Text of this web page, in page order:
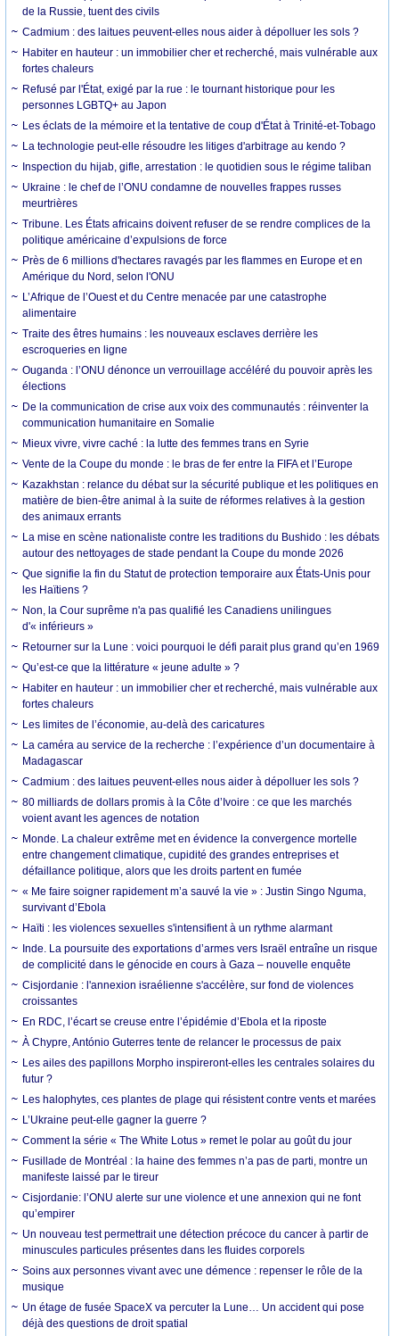
de la Russie, tuent des civils
Cadmium : des laitues peuvent-elles nous aider à dépolluer les sols ?
Habiter en hauteur : un immobilier cher et recherché, mais vulnérable aux
fortes chaleurs
Refusé par l'État, exigé par la rue : le tournant historique pour les
personnes LGBTQ+ au Japon
Les éclats de la mémoire et la tentative de coup d'État à Trinité-et-Tobago
La technologie peut-elle résoudre les litiges d'arbitrage au kendo ?
Inspection du hijab, gifle, arrestation : le quotidien sous le régime taliban
Ukraine : le chef de l’ONU condamne de nouvelles frappes russes
meurtrières
Tribune. Les États africains doivent refuser de se rendre complices de la
politique américaine d’expulsions de force
Près de 6 millions d'hectares ravagés par les flammes en Europe et en
Amérique du Nord, selon l'ONU
L’Afrique de l’Ouest et du Centre menacée par une catastrophe
alimentaire
Traite des êtres humains : les nouveaux esclaves derrière les
escroqueries en ligne
Ouganda : l’ONU dénonce un verrouillage accéléré du pouvoir après les
élections
De la communication de crise aux voix des communautés : réinventer la
communication humanitaire en Somalie
Mieux vivre, vivre caché : la lutte des femmes trans en Syrie
Vente de la Coupe du monde : le bras de fer entre la FIFA et l’Europe
Kazakhstan : relance du débat sur la sécurité publique et les politiques en
matière de bien-être animal à la suite de réformes relatives à la gestion
des animaux errants
La mise en scène nationaliste contre les traditions du Bushido : les débats
autour des nettoyages de stade pendant la Coupe du monde 2026
Que signifie la fin du Statut de protection temporaire aux États-Unis pour
les Haïtiens ?
Non, la Cour suprême n'a pas qualifié les Canadiens unilingues
d'« inférieurs »
Retourner sur la Lune : voici pourquoi le défi parait plus grand qu’en 1969
Qu’est-ce que la littérature « jeune adulte » ?
Habiter en hauteur : un immobilier cher et recherché, mais vulnérable aux
fortes chaleurs
Les limites de l’économie, au-delà des caricatures
La caméra au service de la recherche : l’expérience d’un documentaire à
Madagascar
Cadmium : des laitues peuvent-elles nous aider à dépolluer les sols ?
80 milliards de dollars promis à la Côte d’Ivoire : ce que les marchés
voient avant les agences de notation
Monde. La chaleur extrême met en évidence la convergence mortelle
entre changement climatique, cupidité des grandes entreprises et
défaillance politique, alors que les droits partent en fumée
« Me faire soigner rapidement m’a sauvé la vie » : Justin Singo Nguma,
survivant d’Ebola
Haïti : les violences sexuelles s'intensifient à un rythme alarmant
Inde. La poursuite des exportations d’armes vers Israël entraîne un risque
de complicité dans le génocide en cours à Gaza – nouvelle enquête
Cisjordanie : l'annexion israélienne s'accélère, sur fond de violences
croissantes
En RDC, l’écart se creuse entre l’épidémie d’Ebola et la riposte
À Chypre, António Guterres tente de relancer le processus de paix
Les ailes des papillons Morpho inspireront-elles les centrales solaires du
futur ?
Les halophytes, ces plantes de plage qui résistent contre vents et marées
L’Ukraine peut-elle gagner la guerre ?
Comment la série « The White Lotus » remet le polar au goût du jour
Fusillade de Montréal : la haine des femmes n’a pas de parti, montre un
manifeste laissé par le tireur
Cisjordanie: l’ONU alerte sur une violence et une annexion qui ne font
qu’empirer
Un nouveau test permettrait une détection précoce du cancer à partir de
minuscules particules présentes dans les fluides corporels
Soins aux personnes vivant avec une démence : repenser le rôle de la
musique
Un étage de fusée SpaceX va percuter la Lune… Un accident qui pose
déjà des questions de droit spatial